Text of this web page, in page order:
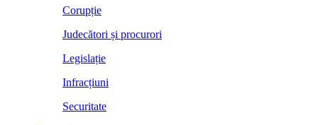
Corupție
Judecători și procurori
Legislație
Infracțiuni
Securitate